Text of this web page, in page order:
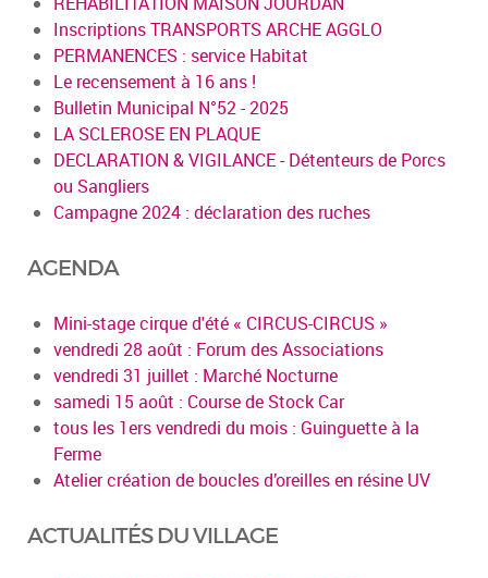
Inscriptions TRANSPORTS ARCHE AGGLO
PERMANENCES : service Habitat
Le recensement à 16 ans !
Bulletin Municipal N°52 - 2025
LA SCLEROSE EN PLAQUE
DECLARATION & VIGILANCE - Détenteurs de Porcs
ou Sangliers
Campagne 2024 : déclaration des ruches
AGENDA
Mini-stage cirque d'été « CIRCUS-CIRCUS »
vendredi 28 août : Forum des Associations
vendredi 31 juillet : Marché Nocturne
samedi 15 août : Course de Stock Car
tous les 1ers vendredi du mois : Guinguette à la
Ferme
Atelier création de boucles d’oreilles en résine UV
ACTUALITÉS DU VILLAGE